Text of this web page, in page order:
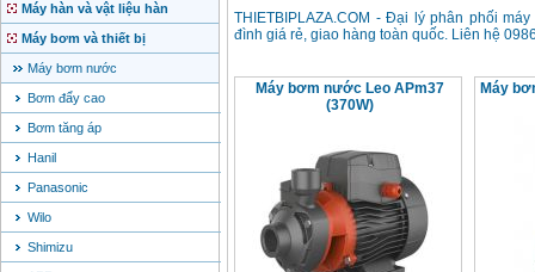
Máy hàn và vật liệu hàn
Máy bơm và thiết bị
Máy bơm nước
Bơm đẩy cao
Bơm tăng áp
Hanil
Panasonic
Wilo
Shimizu
THIETBIPLAZA.COM - Đại lý phân phối
đình giá rẻ, giao hàng toàn quốc. Liên hệ
Máy bơm nước Leo APm37
(370W)
Máy